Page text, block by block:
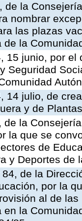
de la
nombrar
las plazas
de la
15 junio, por
Seguridad
14 julio, de
y de
de la
la que se
de
y Deportes de
de la
por la
al de
en la